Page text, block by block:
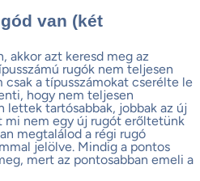
van (két
akkor azt keresd meg az
rugók nem teljesen
csak a típusszámokat cserélte le
hogy nem teljesen
tartósabbak, jobbak az új
mi nem egy új rugót erőltetünk
megtalálod a régi rugó
jelölve. Mindig a pontos
mert az pontosabban emeli a